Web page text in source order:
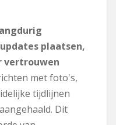
plaatsen,
vertrouwen
met foto's,
tijdlijnen
Dit